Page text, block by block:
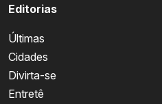
Editorias
Últimas
Cidades
Divirta-se
Entretê